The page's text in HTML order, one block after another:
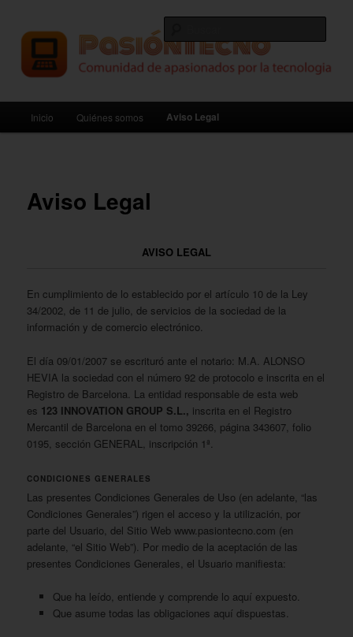
contenido
principalPasiónTecno
principal
Inicio Quiénes somos Aviso Legal
Aviso Legal
AVISO LEGAL
En cumplimiento de lo establecido por el artículo 10 de la Ley
34/2002, de 11 de julio, de servicios de la sociedad de la
información y de comercio electrónico.
El día 09/01/2007 se escrituró ante el notario: M.A. ALONSO
HEVIA la sociedad con el número 92 de protocolo e inscrita en el
Registro de Barcelona. La entidad responsable de esta web
es 123 INNOVATION GROUP S.L., inscrita en el Registro
Mercantil de Barcelona en el tomo 39266, página 343607, folio
0195, sección GENERAL, inscripción 1ª.
CONDICIONES GENERALES
Las presentes Condiciones Generales de Uso (en adelante, “las
Condiciones Generales”) rigen el acceso y la utilización, por
parte del Usuario, del Sitio Web www.pasiontecno.com (en
adelante, “el Sitio Web”). Por medio de la aceptación de las
presentes Condiciones Generales, el Usuario manifiesta:
Que ha leído, entiende y comprende lo aquí expuesto.
Que asume todas las obligaciones aquí dispuestas.